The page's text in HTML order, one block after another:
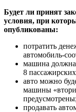
Будет ли принят
условия, при
опубликованы:
потратить
автомобиль-
машина должна
8
авто можно
машины
предусмотрены;
продавать